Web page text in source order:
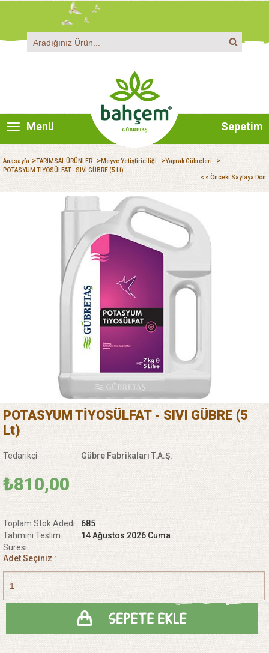
Sepetim
Menü
Anasayfa >TARIMSAL ÜRÜNLER >Meyve Yetiştiriciliği >Yaprak Gübreleri >
POTASYUM TİYOSÜLFAT - SIVI GÜBRE (5 Lt)
< < Önceki Sayfaya Dön
POTASYUM TİYOSÜLFAT - SIVI GÜBRE (5
Lt)
Tedarikçi : Gübre Fabrikaları T.A.Ş.
₺810,00
Toplam Stok Adedi: 685
Tahmini Teslim
Süresi
: 14 Ağustos 2026 Cuma
Adet Seçiniz :